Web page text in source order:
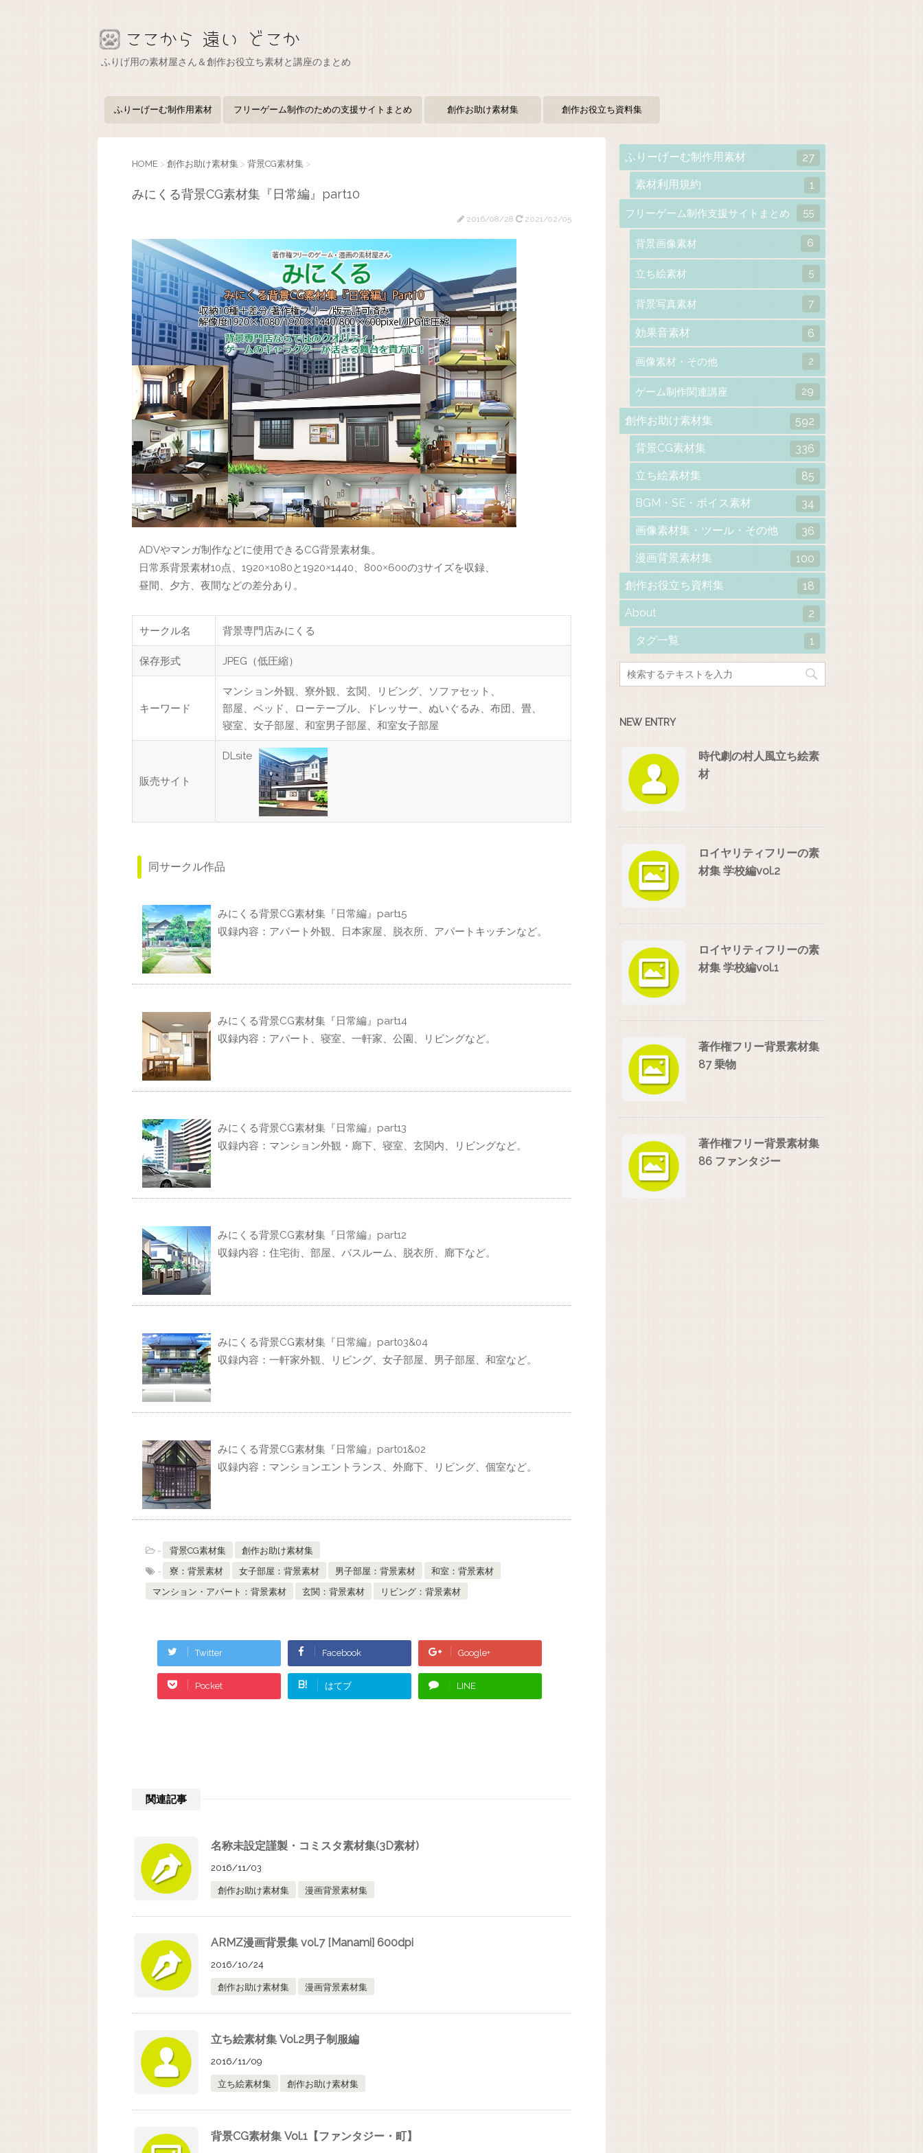
ふりげ用の素材屋さん＆創作お役立ち素材と講座のまとめ
ふりーげーむ制作用素材 フリーゲーム制作のための支援サイトまとめ 創作お助け素材集 創作お役立ち資料集
HOME > 創作お助け素材集 > 背景CG素材集 >
みにくる背景CG素材集『日常編』part10
2016/08/28 2021/02/05
ADVやマンガ制作などに使用できるCG背景素材集。
日常系背景素材10点、1920×1080と1920×1440、800×600の3サイズを収録、
昼間、夕方、夜間などの差分あり。
サークル名 背景専門店みにくる
保存形式 JPEG（低圧縮）
キーワード
マンション外観、寮外観、玄関、リビング、ソファセット、
部屋、ベッド、ローテーブル、ドレッサー、ぬいぐるみ、布団、畳、
寝室、女子部屋、和室男子部屋、和室女子部屋
販売サイト
DLsite
同サークル作品
みにくる背景CG素材集『日常編』part15
収録内容：アパート外観、日本家屋、脱衣所、アパートキッチンなど。
みにくる背景CG素材集『日常編』part14
収録内容：アパート、寝室、一軒家、公園、リビングなど。
みにくる背景CG素材集『日常編』part13
収録内容：マンション外観・廊下、寝室、玄関内、リビングなど。
みにくる背景CG素材集『日常編』part12
収録内容：住宅街、部屋、バスルーム、脱衣所、廊下など。
みにくる背景CG素材集『日常編』part03&04
収録内容：一軒家外観、リビング、女子部屋、男子部屋、和室など。
みにくる背景CG素材集『日常編』part01&02
収録内容：マンションエントランス、外廊下、リビング、個室など。
- 背景CG素材集
創作お助け素材集
-
寮：背景素材 女子部屋：背景素材 男子部屋：背景素材
和室：背景素材
マンション・アパート：背景素材
玄関：背景素材 リビング：背景素材
Twitter Facebook Google+
Pocket B! はてブ LINE
関連記事
名称未設定謹製・コミスタ素材集(3D素材)
2016/11/03
創作お助け素材集 漫画背景素材集
ARMZ漫画背景集 vol.7 [Manami] 600dpi
2016/10/24
創作お助け素材集 漫画背景素材集
立ち絵素材集 Vol.2男子制服編
2016/11/09
立ち絵素材集 創作お助け素材集
背景CG素材集 Vol.1【ファンタジー・町】
ふりーげーむ制作用素材 27
素材利用規約 1
フリーゲーム制作支援サイトまとめ 55
背景画像素材 6
立ち絵素材 5
背景写真素材 7
効果音素材 6
画像素材・その他 2
ゲーム制作関連講座 29
創作お助け素材集 592
背景CG素材集 336
立ち絵素材集 85
BGM・SE・ボイス素材 34
画像素材集・ツール・その他 36
漫画背景素材集 100
創作お役立ち資料集 18
About 2
タグ一覧 1
NEW ENTRY
時代劇の村人風立ち絵素
材
ロイヤリティフリーの素
材集 学校編vol.2
ロイヤリティフリーの素
材集 学校編vol.1
著作権フリー背景素材集
87 乗物
著作権フリー背景素材集
86 ファンタジー